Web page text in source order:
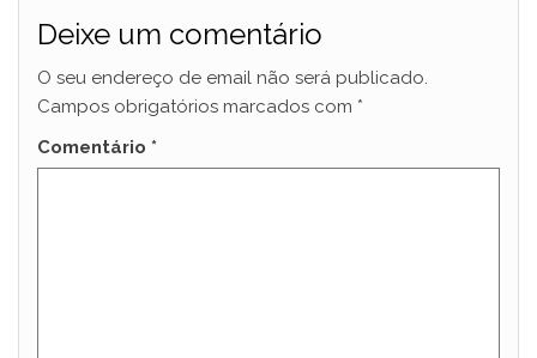
Deixe um comentário
O seu endereço de email não será publicado.
Campos obrigatórios marcados com *
Comentário *